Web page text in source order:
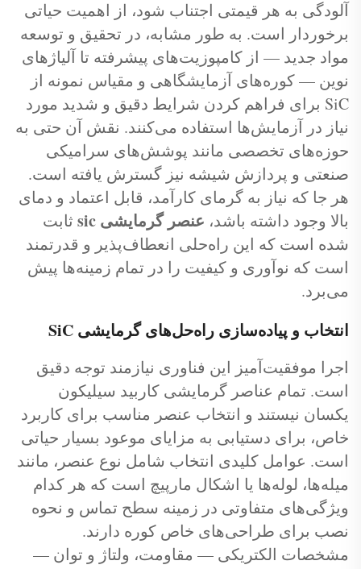
آلودگی به هر قیمتی اجتناب شود، از اهمیت حیاتی
برخوردار است. به طور مشابه، در تحقیق و توسعه
مواد جدید — از کامپوزیت‌های پیشرفته تا آلیاژهای
نوین — کوره‌های آزمایشگاهی و مقیاس نمونه از
SiC برای فراهم کردن شرایط دقیق و شدید مورد
نیاز در آزمایش‌ها استفاده می‌کنند. نقش آن حتی به
حوزه‌های تخصصی مانند پوشش‌های سرامیکی
صنعتی و پردازش شیشه نیز گسترش یافته است.
هر جا که نیاز به گرمای کارآمد، قابل اعتماد و دمای
بالا وجود داشته باشد، عنصر گرمایشی sic
ثابت
شده است که این راه‌حلی انعطاف‌پذیر و قدرتمند
است که نوآوری و کیفیت را در تمام زمینه‌ها پیش
می‌برد.
انتخاب و پیاده‌سازی راه‌حل‌های گرمایشی SiC
اجرا موفقیت‌آمیز این فناوری نیازمند توجه دقیق
است. تمام عناصر گرمایشی کاربید سیلیکون
یکسان نیستند و انتخاب عنصر مناسب برای کاربرد
خاص، برای دستیابی به مزایای موعود بسیار حیاتی
است. عوامل کلیدی انتخاب شامل نوع عنصر، مانند
میله‌ها، لوله‌ها یا اشکال مارپیچ است که هر کدام
ویژگی‌های متفاوتی در زمینه سطح تماس و نحوه
نصب برای طراحی‌های خاص کوره دارند.
مشخصات الکتریکی — مقاومت، ولتاژ و توان —